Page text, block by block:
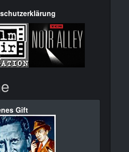
Gift